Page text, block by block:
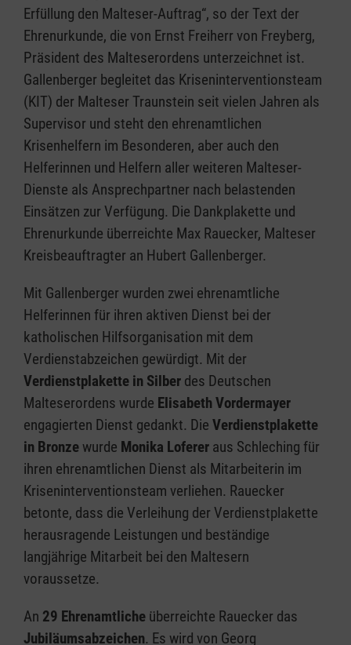
Erfüllung den Malteser-Auftrag“, so der Text der
Ehrenurkunde, die von Ernst Freiherr von Freyberg,
Präsident des Malteserordens unterzeichnet ist.
Gallenberger begleitet das Kriseninterventionsteam
(KIT) der Malteser Traunstein seit vielen Jahren als
Supervisor und steht den ehrenamtlichen
Krisenhelfern im Besonderen, aber auch den
Helferinnen und Helfern aller weiteren Malteser-
Dienste als Ansprechpartner nach belastenden
Einsätzen zur Verfügung. Die Dankplakette und
Ehrenurkunde überreichte Max Rauecker, Malteser
Kreisbeauftragter an Hubert Gallenberger.
Mit Gallenberger wurden zwei ehrenamtliche
Helferinnen für ihren aktiven Dienst bei der
katholischen Hilfsorganisation mit dem
Verdienstabzeichen gewürdigt. Mit der
Verdienstplakette in Silber des Deutschen
Malteserordens wurde Elisabeth Vordermayer
engagierten Dienst gedankt. Die Verdienstplakette
in Bronzewurde Monika Loferer aus Schleching für
ihren ehrenamtlichen Dienst als Mitarbeiterin im
Kriseninterventionsteam verliehen. Rauecker
betonte, dass die Verleihung der Verdienstplakette
herausragende Leistungen und beständige
langjährige Mitarbeit bei den Maltesern
voraussetze.
An 29 Ehrenamtliche überreichte Rauecker das
Jubiläumsabzeichen. Es wird von Georg